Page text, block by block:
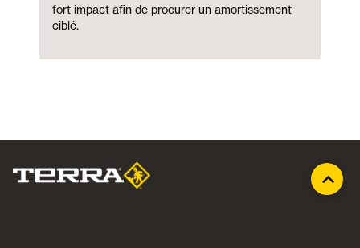
fort impact afin de procurer un amortissement
ciblé.